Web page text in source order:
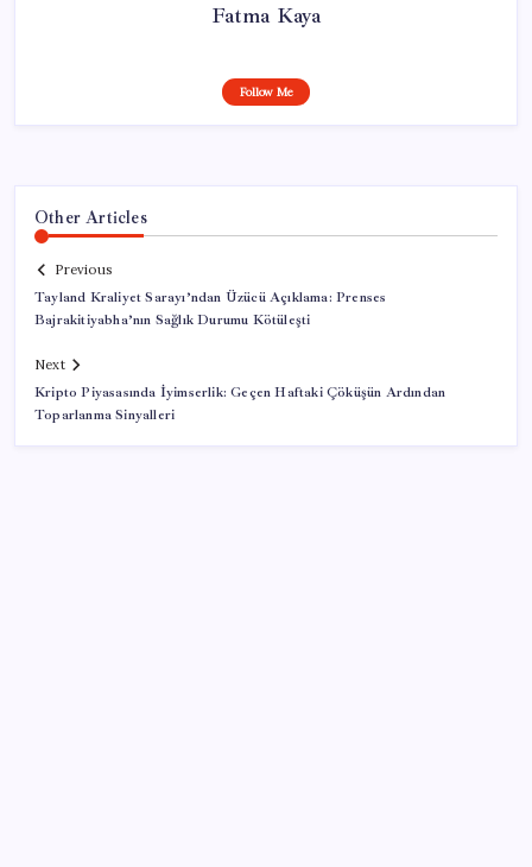
Fatma Kaya
Follow Me
Other Articles
Previous
Tayland Kraliyet Sarayı’ndan Üzücü Açıklama: Prenses
Bajrakitiyabha’nın Sağlık Durumu Kötüleşti
Next
Kripto Piyasasında İyimserlik: Geçen Haftaki Çöküşün Ardından
Toparlanma Sinyalleri